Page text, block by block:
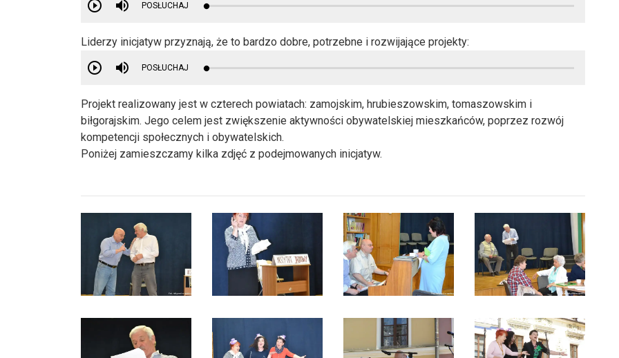
POSŁUCHAJ
Liderzy inicjatyw przyznają, że to bardzo dobre, potrzebne i rozwijające projekty:
POSŁUCHAJ
Projekt realizowany jest w czterech powiatach: zamojskim, hrubieszowskim, tomaszowskim i
biłgorajskim. Jego celem jest zwiększenie aktywności obywatelskiej mieszkańców, poprzez rozwój
kompetencji społecznych i obywatelskich.
Poniżej zamieszczamy kilka zdjęć z podejmowanych inicjatyw.